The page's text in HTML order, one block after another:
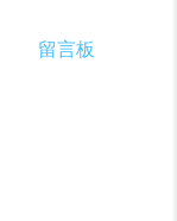
留言板